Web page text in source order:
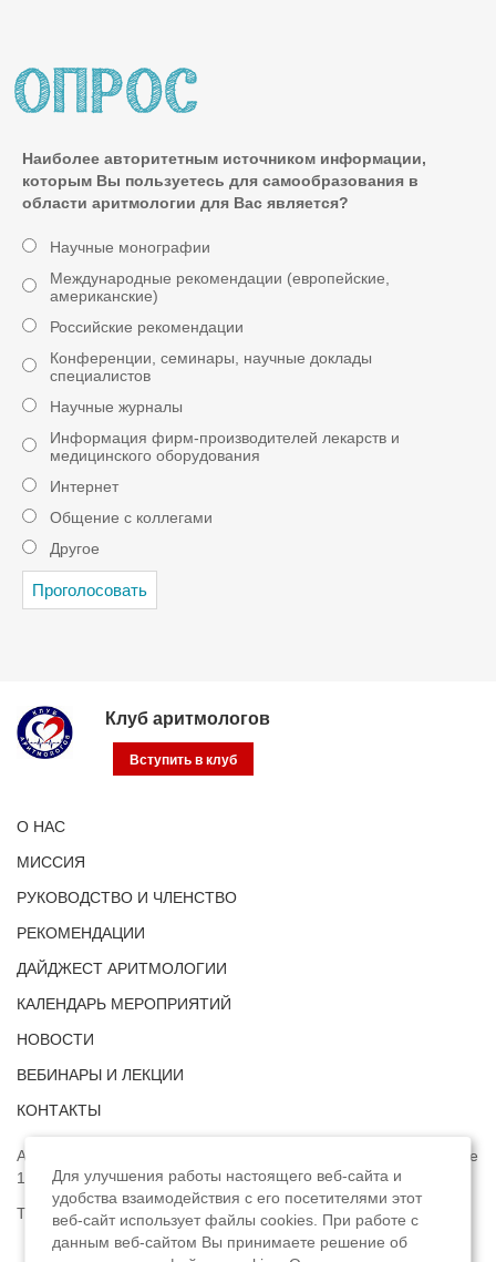
Наиболее авторитетным источником информации,
которым Вы пользуетесь для самообразования в
области аритмологии для Вас является?
Научные монографии
Международные рекомендации (европейские,
американские)
Российские рекомендации
Конференции, семинары, научные доклады
специалистов
Научные журналы
Информация фирм-производителей лекарств и
медицинского оборудования
Интернет
Общение с коллегами
Другое
Клуб аритмологов
Вступить в клуб
О НАС
МИССИЯ
РУКОВОДСТВО И ЧЛЕНСТВО
РЕКОМЕНДАЦИИ
ДАЙДЖЕСТ АРИТМОЛОГИИ
КАЛЕНДАРЬ МЕРОПРИЯТИЙ
НОВОСТИ
ВЕБИНАРЫ И ЛЕКЦИИ
КОНТАКТЫ
Адрес: г. Москва, ул. Профсоюзная, д. 93А, этаж 4, помещение
1, комната 32.
Телефон:
8 (8422) 33-15-88
Для улучшения работы настоящего веб-сайта и
удобства взаимодействия с его посетителями этот
веб-сайт использует файлы cookies. При работе с
данным веб-сайтом Вы принимаете решение об